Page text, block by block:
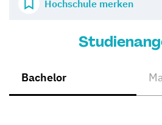
Hochschule merken
Bachelor